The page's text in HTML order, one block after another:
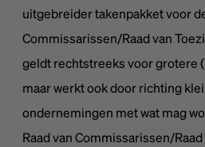
uitgebreider takenpakket voor
Commissarissen/Raad van
geldt rechtstreeks voor grotere
maar werkt ook door richting
ondernemingen met wat mag
Raad van Commissarissen/